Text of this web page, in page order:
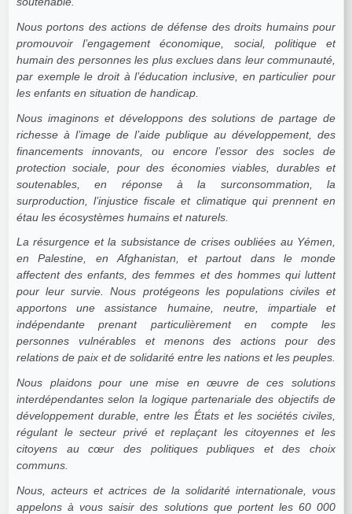
Nous portons des actions de défense des droits humains pour
promouvoir l’engagement économique, social, politique et
humain des personnes les plus exclues dans leur communauté,
par exemple le droit à l’éducation inclusive, en particulier pour
les enfants en situation de handicap.
Nous imaginons et développons des solutions de partage de
richesse à l’image de l’aide publique au développement, des
financements innovants, ou encore l’essor des socles de
protection sociale, pour des économies viables, durables et
soutenables, en réponse à la surconsommation, la
surproduction, l’injustice fiscale et climatique qui prennent en
étau les écosystèmes humains et naturels.
La résurgence et la subsistance de crises oubliées au Yémen,
en Palestine, en Afghanistan, et partout dans le monde
affectent des enfants, des femmes et des hommes qui luttent
pour leur survie. Nous protégeons les populations civiles et
apportons une assistance humaine, neutre, impartiale et
indépendante prenant particulièrement en compte les
personnes vulnérables et menons des actions pour des
relations de paix et de solidarité entre les nations et les peuples.
Nous plaidons pour une mise en œuvre de ces solutions
interdépendantes selon la logique partenariale des objectifs de
développement durable, entre les États et les sociétés civiles,
régulant le secteur privé et replaçant les citoyennes et les
citoyens au cœur des politiques publiques et des choix
communs.
Nous, acteurs et actrices de la solidarité internationale, vous
appelons à vous saisir des solutions que portent les 60 000